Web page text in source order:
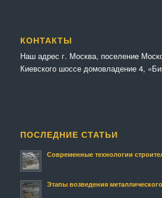
КОНТАКТЫ
Наш адрес г. Москва, поселение
Киевского шоссе домовладение 4,
ПОСЛЕДНИЕ СТАТЬИ
Современные технологии
Этапы возведения